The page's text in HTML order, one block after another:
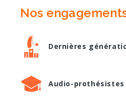
Nos
Dernières
Audio-prothésistes